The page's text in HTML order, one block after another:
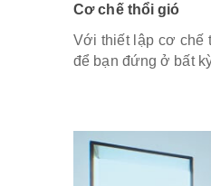
Cơ chế thổi gió
Với thiết lập cơ chế
để bạn đứng ở bất